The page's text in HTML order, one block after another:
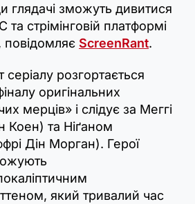
глядачі зможуть дивитися
та стрімінговій платформі
повідомляє ScreenRant.
розгортається
оригінальних
мерців» і слідує за Меггі
Коен) та Ніґаном
Дін Морган). Герої
який тривалий час